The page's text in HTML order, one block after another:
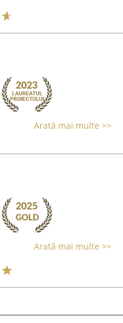
Arată mai multe >>
Arată mai multe >>